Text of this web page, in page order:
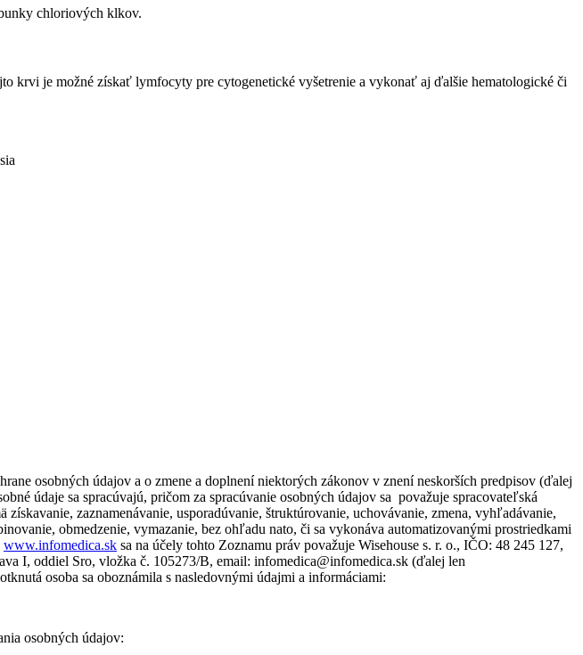
chloriových klkov.
krvi je možné získať lymfocyty pre cytogenetické vyšetrenie a vykonať aj ďalšie hematologické či
osobných údajov a o zmene a doplnení niektorých zákonov v znení neskorších predpisov (ďalej
údaje sa spracúvajú, pričom za spracúvanie osobných údajov sa považuje spracovateľská
zaznamenávanie, usporadúvanie, štruktúrovanie, uchovávanie, zmena, vyhľadávanie,
obmedzenie, vymazanie, bez ohľadu nato, či sa vykonáva automatizovanými prostriedkami
www.infomedica.sk sa na účely tohto Zoznamu práv považuje Wisehouse s. r. o., IČO: 48 245 127,
I, oddiel Sro, vložka č. 105273/B, email: infomedica@infomedica.sk (ďalej len
osoba sa oboznámila s nasledovnými údajmi a informáciami:
osobných údajov: